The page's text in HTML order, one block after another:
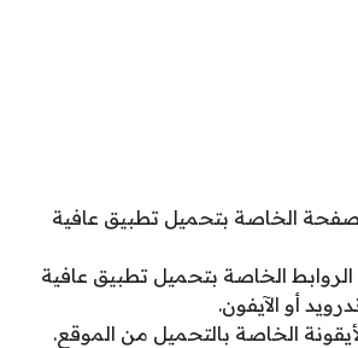
الصفحة الخاصة بتحميل تطبيق عافية
الروابط الخاصة بتحميل تطبيق عافية
أو الآيفون.
الخاصة بالتحميل من الموقع.